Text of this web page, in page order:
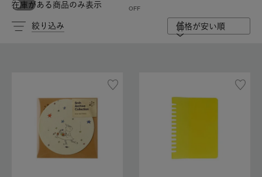
在庫がある商品のみ表示
絞り込み 価格が安い順